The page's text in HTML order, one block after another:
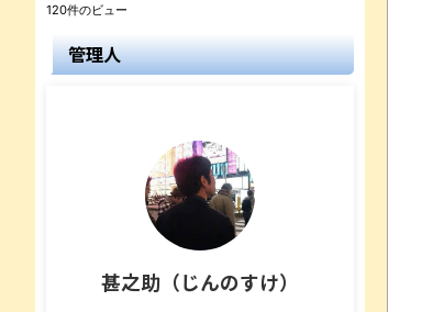
120件のビュー
管理人
甚之助（じんのすけ）